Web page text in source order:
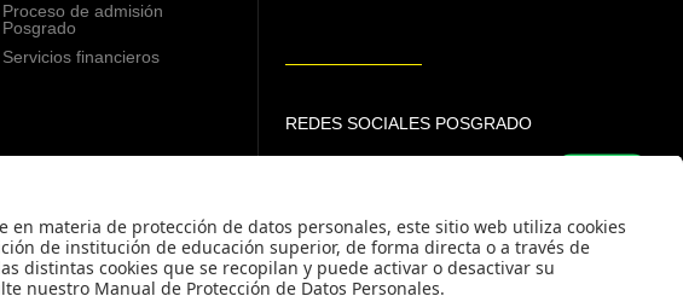
Proceso de admisión
Posgrado
Servicios financieros
REDES SOCIALES POSGRADO